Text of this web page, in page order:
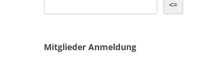
RADTOUR 2015 BILDER
WEIHNACHTEN 2015 BILDER
<=
Mitglieder Anmeldung